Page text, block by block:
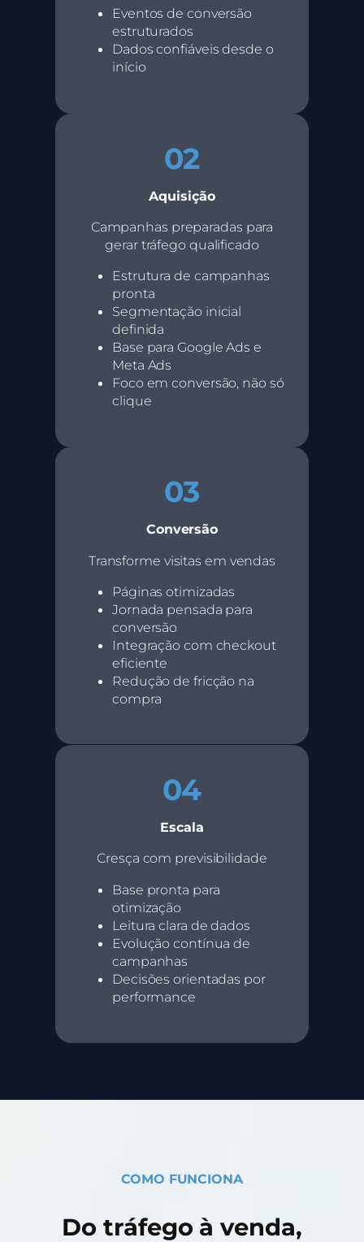
Eventos de conversão
estruturados
Dados confiáveis desde o
início
02
Aquisição
Campanhas preparadas para
gerar tráfego qualificado
Estrutura de campanhas
pronta
Segmentação inicial
definida
Base para Google Ads e
Meta Ads
Foco em conversão, não só
clique
03
Conversão
Transforme visitas em vendas
Páginas otimizadas
Jornada pensada para
conversão
Integração com checkout
eficiente
Redução de fricção na
compra
04
Escala
Cresça com previsibilidade
Base pronta para
otimização
Leitura clara de dados
Evolução contínua de
campanhas
Decisões orientadas por
performance
COMO FUNCIONA
Do tráfego à venda,